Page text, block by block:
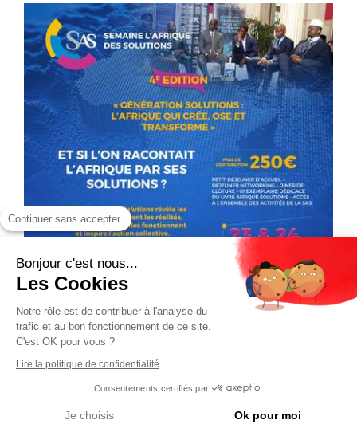
Continuer sans accepter
Bonjour c'est nous...
Les Cookies
Notre rôle est de contribuer à l'analyse du
trafic et au bon fonctionnement de ce site.
C'est OK pour vous ?
Lire la politique de confidentialité
Consentements certifiés par
Je choisis Ok pour moi